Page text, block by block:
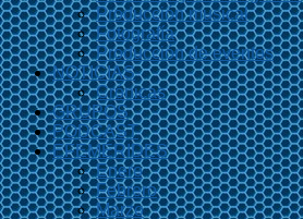
Producción musical
Fotografía
Producción de eventos
NOTICIAS
Crónicas
GRUPOS
PODCAST
EFEMÉRIDES
Enero
Febrero
Marzo